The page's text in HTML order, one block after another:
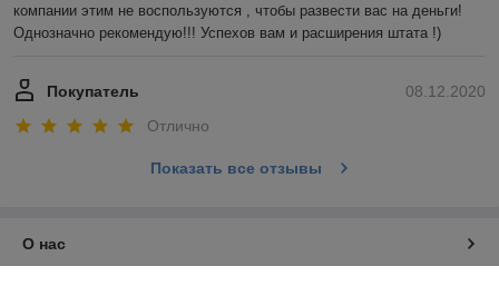
компании этим не воспользуются , чтобы развести вас на деньги!
Однозначно рекомендую!!! Успехов вам и расширения штата !)
08.12.2020
Покупатель
Отлично
Показать все отзывы
О нас